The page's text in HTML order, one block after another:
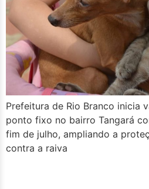
Prefeitura de Rio Branco inicia
ponto fixo no bairro Tangará
fim de julho, ampliando a
contra a raiva